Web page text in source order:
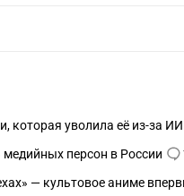
которая уволила её из-за ИИ
персон в России
— культовое аниме